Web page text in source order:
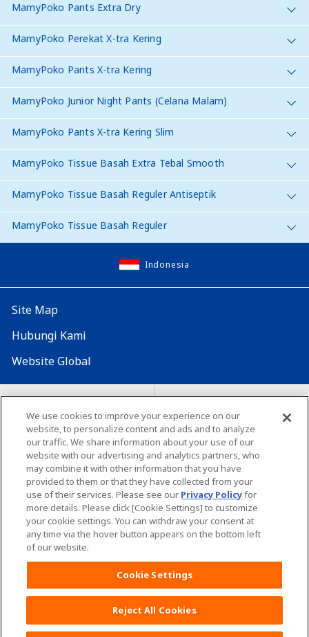
MamyPoko Pants Extra Dry
MamyPoko Perekat X-tra Kering
MamyPoko Pants X-tra Kering
MamyPoko Junior Night Pants (Celana Malam)
MamyPoko Pants X-tra Kering Slim
MamyPoko Tissue Basah Extra Tebal Smooth
MamyPoko Tissue Basah Reguler Antiseptik
MamyPoko Tissue Basah Reguler
Daftar POKOJANG POIN
Indonesia
Site Map
Hubungi Kami
Website Global
Map Situs Lokasi seluruh dunia
Tentang penggunaan situs ini Lingkungan yang dianjurkan
Copyright© Unicharm Corporation
We use cookies to improve your experience on our
website, to personalize content and ads and to analyze
our traffic. We share information about your use of our
website with our advertising and analytics partners, who
may combine it with other information that you have
provided to them or that they have collected from your
use of their services. Please see our Privacy Policyfor
more details. Please click [Cookie Settings] to customize
your cookie settings. You can withdraw your consent at
any time via the hover button appears on the bottom left
of our website.
Cookie Settings
Reject All Cookies